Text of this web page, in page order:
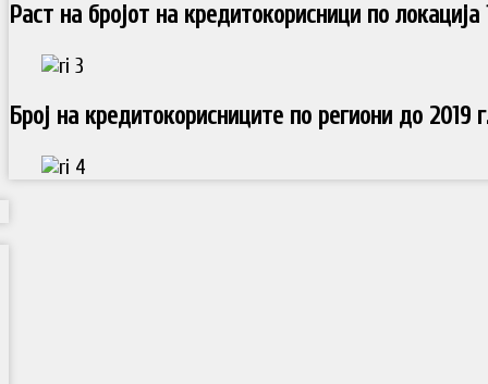
Раст на бројот на кредитокорисници по локација
Број на кредитокорисниците по региони до 2019